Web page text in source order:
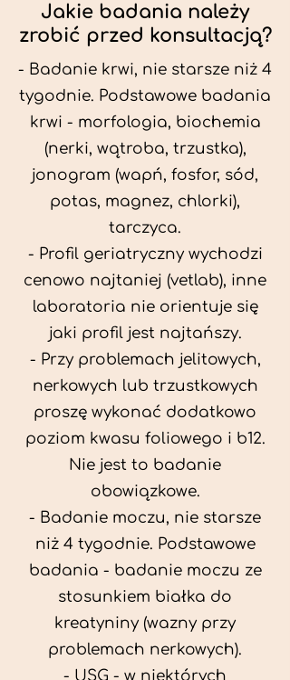
Jakie badania należy
zrobić przed konsultacją?
- Badanie krwi, nie starsze niż 4
tygodnie. Podstawowe badania
krwi - morfologia, biochemia
(nerki, wątroba, trzustka),
jonogram (wapń, fosfor, sód,
potas, magnez, chlorki),
tarczyca.
- Profil geriatryczny wychodzi
cenowo najtaniej (vetlab), inne
laboratoria nie orientuje się
jaki profil jest najtańszy.
- Przy problemach jelitowych,
nerkowych lub trzustkowych
proszę wykonać dodatkowo
poziom kwasu foliowego i b12.
Nie jest to badanie
obowiązkowe.
- Badanie moczu, nie starsze
niż 4 tygodnie. Podstawowe
badania - badanie moczu ze
stosunkiem białka do
kreatyniny (wazny przy
problemach nerkowych).
- USG - w niektórych